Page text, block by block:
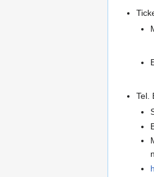
Tel.